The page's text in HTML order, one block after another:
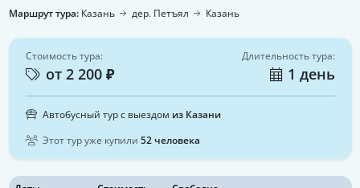
Маршрут тура: Казань дер. Петъял Казань
Стоимость тура:
от 2 200 ₽
Длительность тура:
1 день
Автобусный тур с выездом из Казани
Этот тур уже купили 52 человека